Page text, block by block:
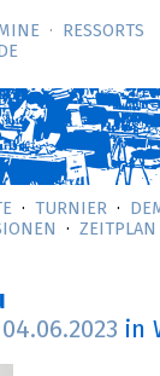
RESSORTS
TURNIER
ZEITPLAN
04.06.2023 in